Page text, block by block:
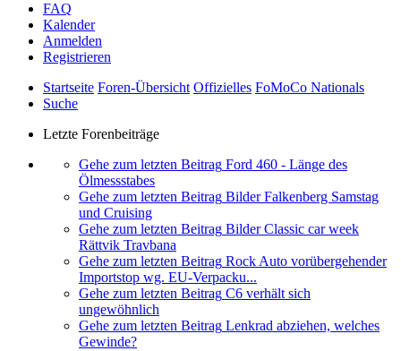
FAQ
Kalender
Anmelden
Registrieren
Startseite Foren-Übersicht Offizielles FoMoCo Nationals
Suche
Letzte Forenbeiträge
Gehe zum letzten Beitrag Ford 460 - Länge des
Ölmessstabes
Gehe zum letzten Beitrag Bilder Falkenberg Samstag
und Cruising
Gehe zum letzten Beitrag Bilder Classic car week
Rättvik Travbana
Gehe zum letzten Beitrag Rock Auto vorübergehender
Importstop wg. EU-Verpacku...
Gehe zum letzten Beitrag C6 verhält sich
ungewöhnlich
Gehe zum letzten Beitrag Lenkrad abziehen, welches
Gewinde?